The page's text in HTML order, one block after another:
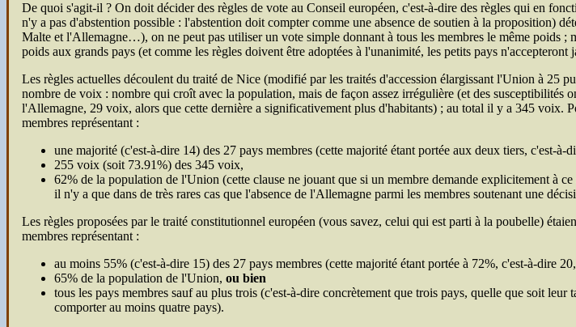
De quoi s'agit-il ? On doit décider des règles de vote au Conseil européen, c'est-à-dire des règles qui en
n'y a pas d'abstention possible : l'abstention doit compter comme une absence de soutien à la proposition)
Malte et l'Allemagne…), on ne peut pas utiliser un vote simple donnant à tous les membres le même poids
poids aux grands pays (et comme les règles doivent être adoptées à l'unanimité, les petits pays n'accepteront
Les règles actuelles découlent du traité de Nice (modifié par les traités d'accession élargissant l'Union à 25
nombre de voix : nombre qui croît avec la population, mais de façon assez irrégulière (et des
l'Allemagne, 29 voix, alors que cette dernière a significativement plus d'habitants) ; au total il y a 345 voix.
membres représentant :
une majorité (c'est-à-dire 14) des 27 pays membres (cette majorité étant portée aux deux tiers, c'est-
255 voix (soit 73.91%) des 345 voix,
62% de la population de l'Union (cette clause ne jouant que si un membre demande explicitement à
il n'y a que dans de très rares cas que l'absence de l'Allemagne parmi les membres soutenant une
Les règles proposées par le traité constitutionnel européen (vous savez, celui qui est parti à la poubelle)
membres représentant :
au moins 55% (c'est-à-dire 15) des 27 pays membres (cette majorité étant portée à 72%, c'est-à-dire
65% de la population de l'Union, ou bien
tous les pays membres sauf au plus trois (c'est-à-dire concrètement que trois pays, quelle que soit
comporter au moins quatre pays).